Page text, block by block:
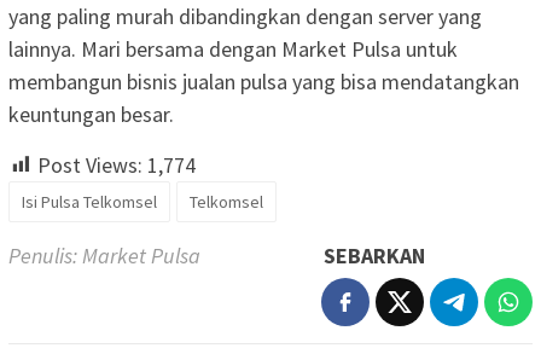
yang paling murah dibandingkan dengan server yang
lainnya. Mari bersama dengan Market Pulsa untuk
membangun bisnis jualan pulsa yang bisa mendatangkan
keuntungan besar.
Post Views: 1,774
Isi Pulsa Telkomsel Telkomsel
Penulis: Market Pulsa SEBARKAN